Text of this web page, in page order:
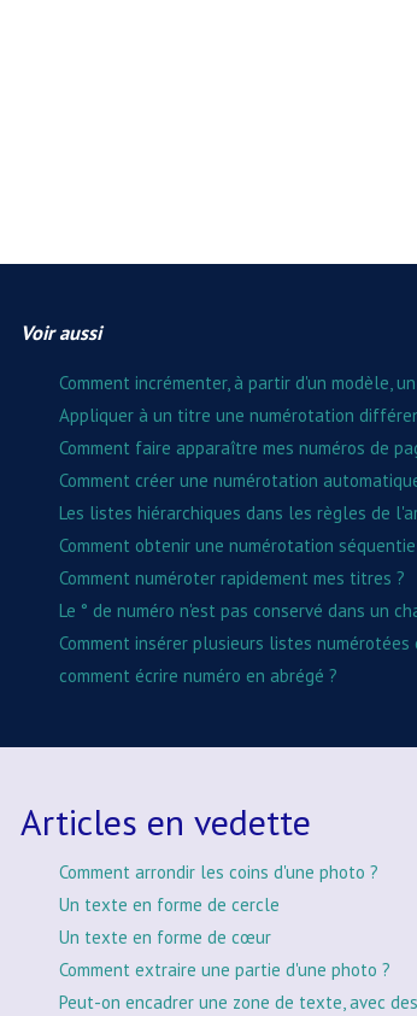
Voir aussi
Comment incrémenter, à partir d'un modèle,
Appliquer à un titre une numérotation
Comment faire apparaître mes numéros de
Comment créer une numérotation
Les listes hiérarchiques dans les règles de
Comment obtenir une numérotation
Comment numéroter rapidement mes titres ?
Le ° de numéro n'est pas conservé dans un
Comment insérer plusieurs listes
comment écrire numéro en abrégé ?
Articles en vedette
Comment arrondir les coins d'une photo ?
Un texte en forme de cercle
Un texte en forme de cœur
Comment extraire une partie d'une photo ?
Peut-on encadrer une zone de texte, avec